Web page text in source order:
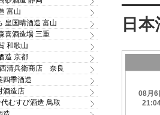
富山
皇国晴酒造 富山
喜酒造場 三重
和歌山
造 京都
清兵衛商店 奈良
季酒造
造店
むすび酒造 鳥取